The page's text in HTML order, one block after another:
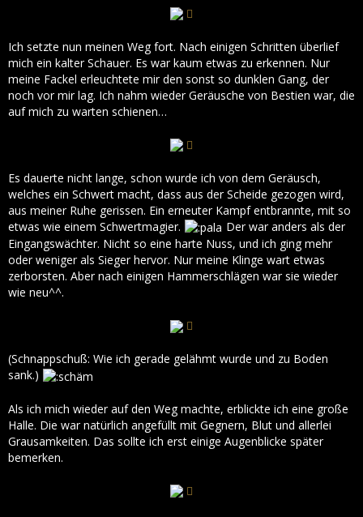
Ich setzte nun meinen Weg fort. Nach einigen Schritten überlief
mich ein kalter Schauer. Es war kaum etwas zu erkennen. Nur
meine Fackel erleuchtete mir den sonst so dunklen Gang, der
noch vor mir lag. Ich nahm wieder Geräusche von Bestien war, die
auf mich zu warten schienen…
Es dauerte nicht lange, schon wurde ich von dem Geräusch,
welches ein Schwert macht, dass aus der Scheide gezogen wird,
aus meiner Ruhe gerissen. Ein erneuter Kampf entbrannte, mit so
etwas wie einem Schwertmagier.
Der war anders als der
Eingangswächter. Nicht so eine harte Nuss, und ich ging mehr
oder weniger als Sieger hervor. Nur meine Klinge wart etwas
zerborsten. Aber nach einigen Hammerschlägen war sie wieder
wie neu^^.
(Schnappschuß: Wie ich gerade gelähmt wurde und zu Boden
sank.)
Als ich mich wieder auf den Weg machte, erblickte ich eine große
Halle. Die war natürlich angefüllt mit Gegnern, Blut und allerlei
Grausamkeiten. Das sollte ich erst einige Augenblicke später
bemerken.